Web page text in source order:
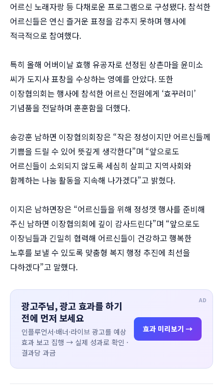
어르신 노래자랑 등 다채로운 프로그램으로 구성됐다. 참석한
어르신들은 연신 즐거운 표정을 감추지 못하며 행사에
적극적으로 참여했다.
특히 올해 어버이날 효행 유공자로 선정된 상촌마을 윤미소
씨가 도지사 표창을 수상하는 영예를 안았다. 또한
이장협의회는 행사에 참석한 어르신 전원에게 ‘효꾸러미’
기념품을 전달하며 훈훈함을 더했다.
송강훈 남하면 이장협의회장은 “작은 정성이지만 어르신들께
기쁨을 드릴 수 있어 뜻깊게 생각한다”며 “앞으로도
어르신들이 소외되지 않도록 세심히 살피고 지역사회와
함께하는 나눔 활동을 지속해 나가겠다”고 밝혔다.
이지은 남하면장은 “어르신들을 위해 정성껏 행사를 준비해
주신 남하면 이장협의회에 깊이 감사드린다”며 “앞으로도
이장님들과 긴밀히 협력해 어르신들이 건강하고 행복한
노후를 보낼 수 있도록 맞춤형 복지 행정 추진에 최선을
다하겠다”고 말했다.
AD
광고주님, 광고 효과를 하기
전에 먼저 보세요
인플루언서·배너·라이브 광고를 예상
효과 보고 집행 → 실제 성과로 확인 ·
결과당 과금
효과 미리보기 →